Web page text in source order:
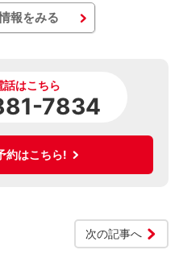
報をみる
話はこちら
7834
約はこちら!
次の記事へ